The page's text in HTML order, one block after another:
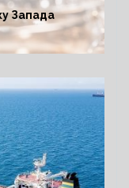
Запада